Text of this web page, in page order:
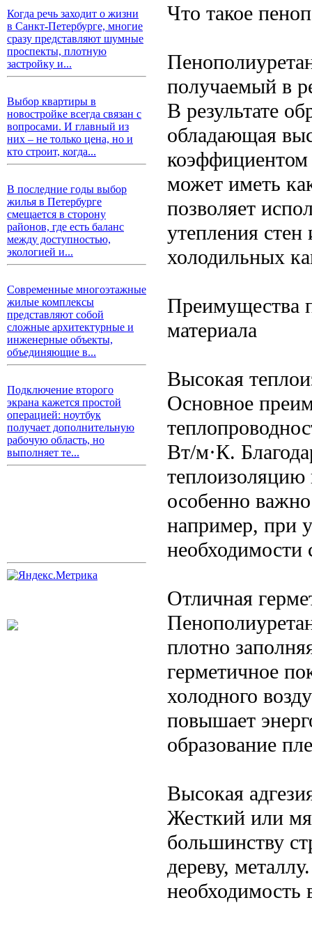
Когда речь заходит о жизни
в Санкт-Петербурге, многие
сразу представляют шумные
проспекты, плотную
застройку и...
Выбор квартиры в
новостройке всегда связан с
вопросами. И главный из
них – не только цена, но и
кто строит, когда...
В последние годы выбор
жилья в Петербурге
смещается в сторону
районов, где есть баланс
между доступностью,
экологией и...
Современные многоэтажные
жилые комплексы
представляют собой
сложные архитектурные и
инженерные объекты,
объединяющие в...
Подключение второго
экрана кажется простой
операцией: ноутбук
получает дополнительную
рабочую область, но
выполняет те...
Что такое
получаемый в
В результате
обладающая
коэффициентом
может иметь
позволяет
утепления
холодильных
Преимущества
материала
Высокая
Основное
Вт/м·К.
особенно
например, при
Отличная
плотно
герметичное
холодного
повышает
образование
Высокая
Жесткий или
большинству
дереву,
необходимость